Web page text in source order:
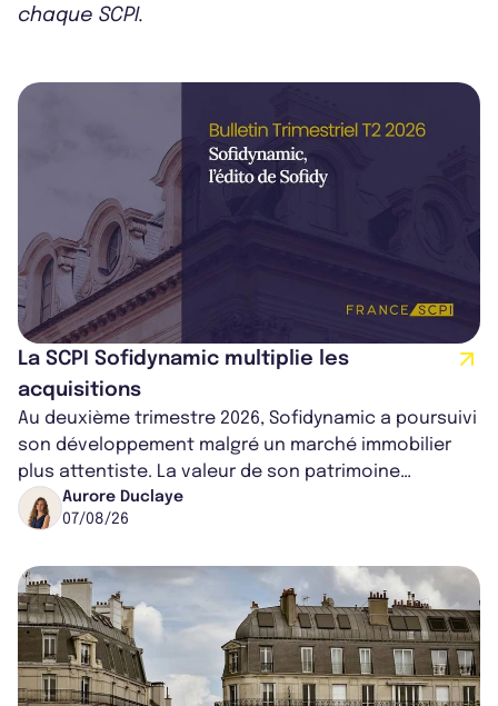
chaque SCPI.
La SCPI Sofidynamic multiplie les
acquisitions
Au deuxième trimestre 2026, Sofidynamic a poursuivi
son développement malgré un marché immobilier
plus attentiste. La valeur de son patrimoine
progresse de 3,8% à périmètre constan...
Aurore Duclaye
07/08/26